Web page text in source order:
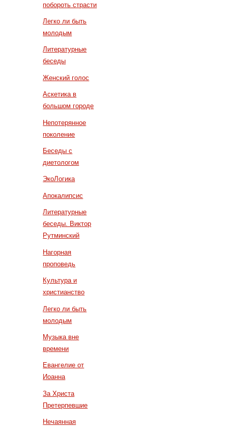
побороть страсти
Легко ли быть
молодым
Литературные
беседы
Женский голос
Аскетика в
большом городе
Непотерянное
поколение
Беседы с
диетологом
ЭкоЛогика
Апокалипсис
Литературные
беседы. Виктор
Рутминский
Нагорная
проповедь
Культура и
христианство
Легко ли быть
молодым
Музыка вне
времени
Евангелие от
Иоанна
За Христа
Претерпевшие
Нечаянная